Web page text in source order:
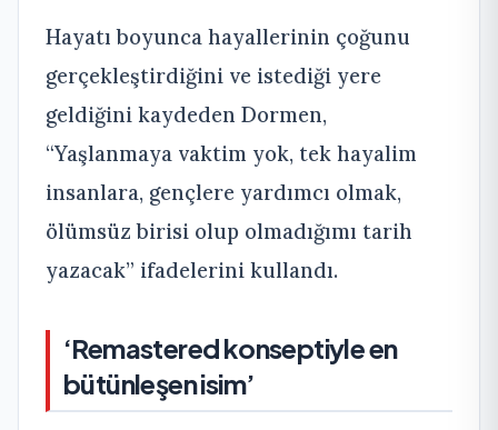
Hayatı boyunca hayallerinin çoğunu
gerçekleştirdiğini ve istediği yere
geldiğini kaydeden Dormen,
“Yaşlanmaya vaktim yok, tek hayalim
insanlara, gençlere yardımcı olmak,
ölümsüz birisi olup olmadığımı tarih
yazacak” ifadelerini kullandı.
‘Remastered konseptiyle en
bütünleşen isim’